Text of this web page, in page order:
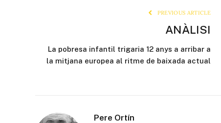
PREVIOUS ARTICLE
ANÀLISI
La pobresa infantil trigaria 12 anys a arribar a
la mitjana europea al ritme de baixada actual
Pere Ortín